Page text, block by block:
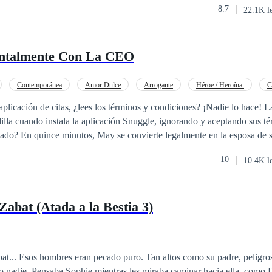
amor es suficiente para enfrentar las consecuencias. Porque algunos
se ve obligada a enfrentar la realidad de un matrimonio con un
ilusión de felicidad se ha desvanecido bajo la implacable intensidad
de su destino. Su viaje la llevará a enfrentarse a sus miedos
8.7 22.1K
Con La CEO
Contemporánea Amor Dulce Arrogante Héroe / Heroína:
de citas, ¿lees los términos y condiciones? ¡Nadie lo hace! La vida de May se
cuando instala la aplicación Snuggle, ignorando y aceptando sus
En quince minutos, May se convierte legalmente en la esposa de
10 10.4K
(Atada a la Bestia 3)
Esos hombres eran pecado puro. Tan altos como su padre,